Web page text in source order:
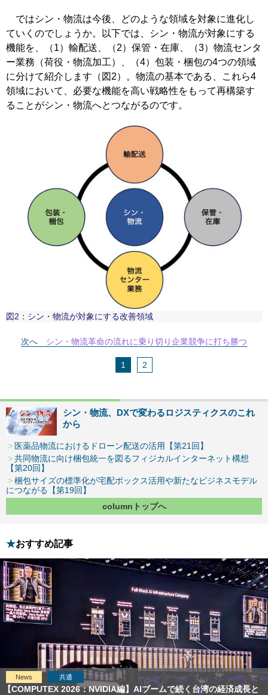
ではシン・物流は今後、どのような領域を対象に進化し
ていくのでしょうか。以下では、シン・物流が対象にする
機能を、（1）輸配送、（2）保管・在庫、（3）物流センタ
ー業務（荷役・物流加工）、（4）包装・梱包の4つの領域
に分けて紹介します（図2）。物流の基本である、これら4
領域において、必要な機能を高い戦略性をもって再構築す
ることがシン・物流へとつながるのです。
図2：シン・物流が対象にする改善領域
次へ シン・物流革命の流れに乗り切り企業競争に打ち勝つ
1 2
シン・物流、DXで変わるロジスティクスのこれ
から
医薬品物流におけるドローン配送の活用【第21回】
共同物流に向け梱包統一を図るフィジカルインターネット構想
【第20回】
梱包サイズの標準化が宅配ボックス活用や新たなビジネスモデル
につながる【第19回】
columnトップへ
おすすめ記事
News 共通
【COMPUTEX 2026：NVIDIA編】AIブームで続く台湾の経済成長と